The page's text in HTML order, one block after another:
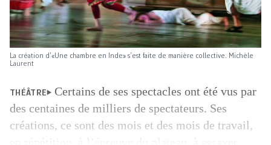
La création d’«Une chambre en Inde» s’est faite de manière collective. Michèle
Laurent
THÉÂTRE
Certains de ses spectacles ont été vus par
des centaines de milliers de spectateurs. Ses
créations, ce sont des mois et des mois de travail,